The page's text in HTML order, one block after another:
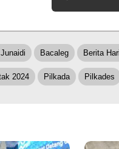
Bacaleg Berita
2024 Pilkada Pilkades